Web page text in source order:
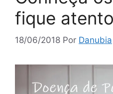
fique
18/06/2018 Por Danubia